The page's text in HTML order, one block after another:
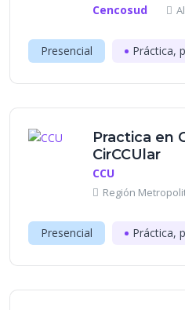
Cencosud
Presencial Práctica,
Practica en
CirCCUlar
CCU
Región
Presencial Práctica,